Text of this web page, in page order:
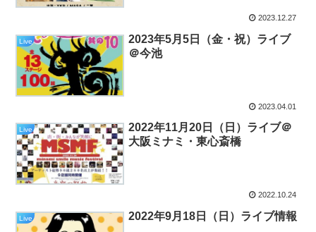
2023.12.27
Live
2023年5月5日（金・祝）ライブ
＠今池
2023.04.01
Live
2022年11月20日（日）ライブ＠
大阪ミナミ・東心斎橋
2022.10.24
Live 2022年9月18日（日）ライブ情報